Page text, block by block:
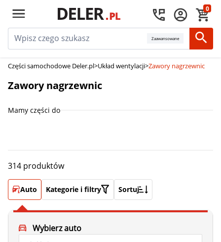
0
Zaawansowane
Części samochodowe Deler.pl>Układ wentylacji>Zawory nagrzewnic
Zawory nagrzewnic
Mamy części do
314 produktów
Auto Kategorie i filtry Sortuj
Wybierz auto